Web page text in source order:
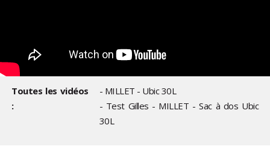
Toutes les vidéos
:
- MILLET - Ubic 30L
- Test Gilles - MILLET - Sac à dos Ubic
30L